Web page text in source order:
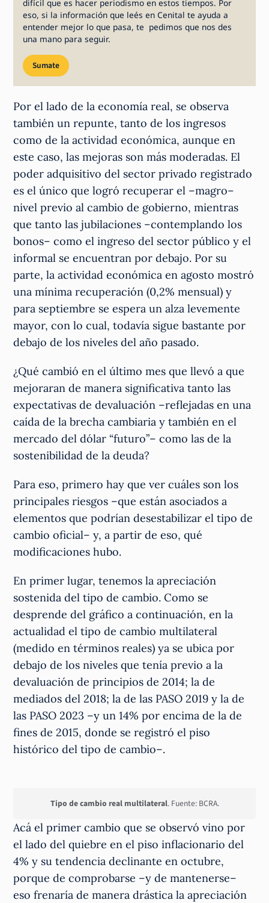
difícil que es hacer periodismo en estos tiempos. Por
eso, si la información que leés en Cenital te ayuda a
entender mejor lo que pasa, te pedimos que nos des
una mano para seguir.
Sumate
Por el lado de la economía real, se observa
también un repunte, tanto de los ingresos
como de la actividad económica, aunque en
este caso, las mejoras son más moderadas. El
poder adquisitivo del sector privado registrado
es el único que logró recuperar el –magro–
nivel previo al cambio de gobierno, mientras
que tanto las jubilaciones –contemplando los
bonos– como el ingreso del sector público y el
informal se encuentran por debajo. Por su
parte, la actividad económica en agosto mostró
una mínima recuperación (0,2% mensual) y
para septiembre se espera un alza levemente
mayor, con lo cual, todavía sigue bastante por
debajo de los niveles del año pasado.
¿Qué cambió en el último mes que llevó a que
mejoraran de manera significativa tanto las
expectativas de devaluación –reflejadas en una
caída de la brecha cambiaria y también en el
mercado del dólar “futuro”– como las de la
sostenibilidad de la deuda?
Para eso, primero hay que ver cuáles son los
principales riesgos –que están asociados a
elementos que podrían desestabilizar el tipo de
cambio oficial– y, a partir de eso, qué
modificaciones hubo.
En primer lugar, tenemos la apreciación
sostenida del tipo de cambio. Como se
desprende del gráfico a continuación, en la
actualidad el tipo de cambio multilateral
(medido en términos reales) ya se ubica por
debajo de los niveles que tenía previo a la
devaluación de principios de 2014; la de
mediados del 2018; la de las PASO 2019 y la de
las PASO 2023 –y un 14% por encima de la de
fines de 2015, donde se registró el piso
histórico del tipo de cambio–.
Tipo de cambio real multilateral. Fuente: BCRA.
Acá el primer cambio que se observó vino por
el lado del quiebre en el piso inflacionario del
4% y su tendencia declinante en octubre,
porque de comprobarse –y de mantenerse–
eso frenaría de manera drástica la apreciación